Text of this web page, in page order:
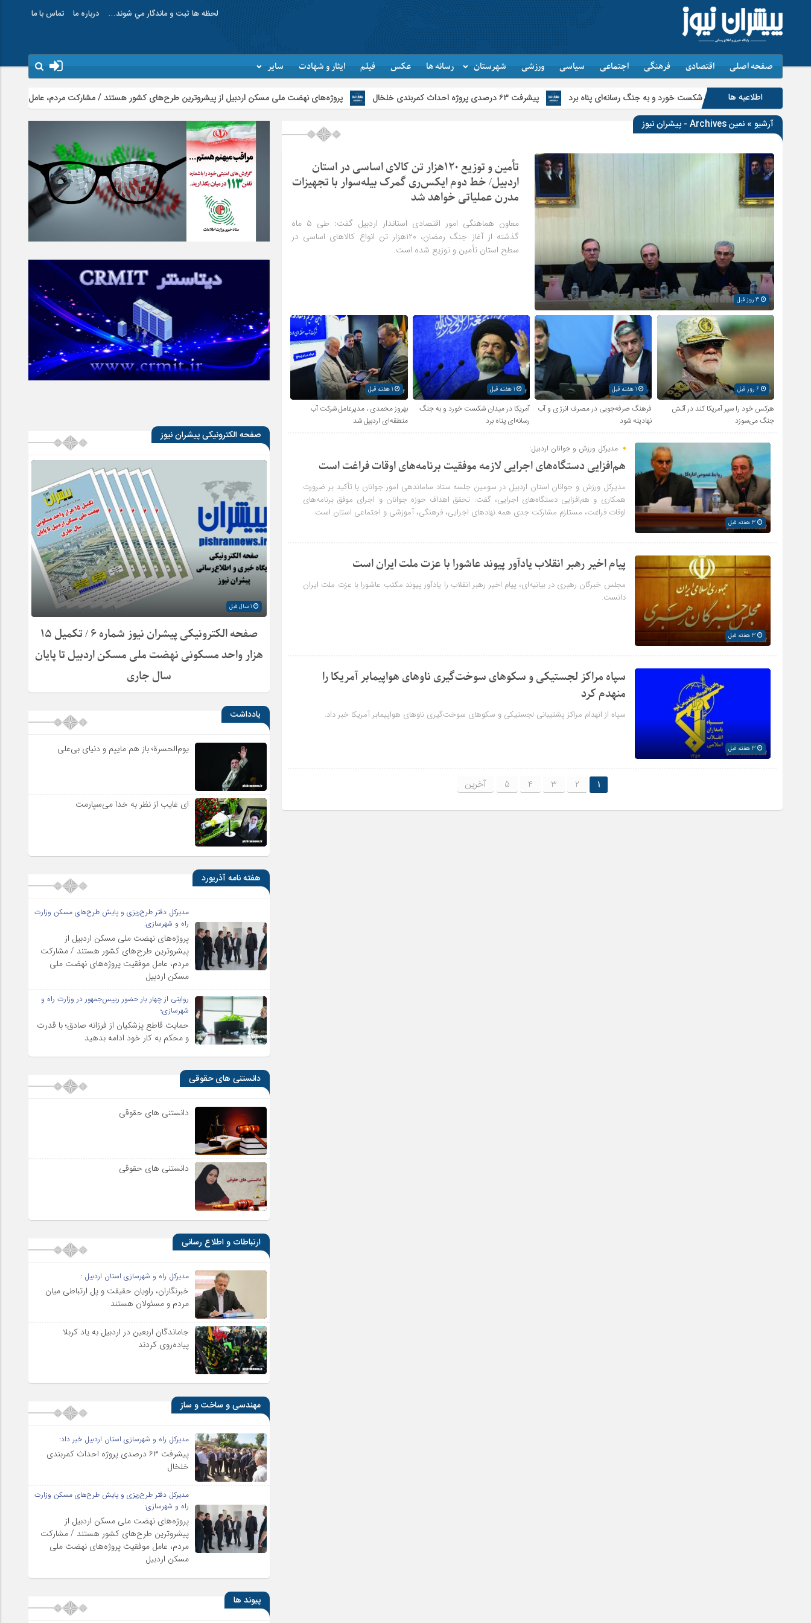
لحظه ها ثبت و ماندگار مي شوند… درباره ما تماس با ما
صفحه اصلی اقتصادی فرهنگی اجتماعی سیاسی ورزشی شهرستان رسانه ها عکس فیلم ایثار و شهادت سایر
اطلاعیه ها
در میدان شکست خورد و به جنگ رسانه‌ای پناه برد پیشرفت ۶۳ درصدی پروژه احداث کمربندی خلخال پروژه‌های نهضت ملی مسکن اردبیل از پیشروترین طرح‌های کشور هستند / مشارکت مردم، عامل موفقیت پروژه‌های
آرشیو » نمین Archives - پیشران نیوز
3 روز قبل
تأمین و توزیع ۱۲۰هزار تن کالای اساسی در استان
اردبیل/ خط دوم ایکس‌ری گمرک بیله‌سوار با تجهیزات
مدرن عملیاتی خواهد شد
معاون هماهنگی امور اقتصادی استاندار اردبیل گفت: طی ۵ ماه
گذشته از آغاز جنگ رمضان، ۱۲۰هزار تن انواع کالاهای اساسی در
سطح استان تأمین و توزیع شده است.
6 روز قبل
هرکس خود را سپر آمریکا کند در آتش
جنگ می‌سوزد
1 هفته قبل
فرهنگ صرفه‌جویی در مصرف انرژی و آب
نهادینه شود
1 هفته قبل
آمریکا در میدان شکست خورد و به جنگ
رسانه‌ای پناه برد
1 هفته قبل
بهروز محمدی ، مدیرعامل شرکت آب
منطقه‌ای اردبیل شد
مدیرکل ورزش و جوانان اردبیل:
هم‌افزایی دستگاه‌های اجرایی لازمه موفقیت برنامه‌های اوقات فراغت است
مدیرکل ورزش و جوانان استان اردبیل در سومین جلسه ستاد ساماندهی امور جوانان با تأکید بر ضرورت
همکاری و هم‌افزایی دستگاه‌های اجرایی، گفت: تحقق اهداف حوزه جوانان و اجرای موفق برنامه‌های
اوقات فراغت، مستلزم مشارکت جدی همه نهادهای اجرایی، فرهنگی، آموزشی و اجتماعی استان است.
پیام اخیر رهبر انقلاب یادآور پیوند عاشورا با عزت ملت ایران است
مجلس خبرگان رهبری در بیانیه‌ای، پیام اخیر رهبر انقلاب را یادآور پیوند مکتب عاشورا با عزت ملت ایران
دانست.
سپاه مراکز لجستیکی و سکوهای سوخت‌گیری ناوهای هواپیمابر آمریکا را
منهدم کرد
سپاه از انهدام مراکز پشتیبانی لجستیکی و سکوهای سوخت‌گیری ناوهای هواپیمابر آمریکا خبر داد.
1
2
3
4
5 آخرین
صفحه الکترونیکی پیشران نیوز
صفحه الکترونیکی پیشران نیوز شماره ۶ / تکمیل ۱۵
هزار واحد مسکونی نهضت ملی مسکن اردبیل تا پایان
سال جاری
یادداشت
یوم‌الحسرة؛ باز هم ماییم و دنیای بی‌علی
ای غایب از نظر به خدا می‌سپارمت
هفته نامه آذریورد
مدیرکل دفتر طرح‌ریزی و پایش طرح‌های مسکن وزارت
راه و شهرسازی:
پروژه‌های نهضت ملی مسکن اردبیل از
پیشروترین طرح‌های کشور هستند / مشارکت
مردم، عامل موفقیت پروژه‌های نهضت ملی
مسکن اردبیل
روایتی از چهار بار حضور رییس‌جمهور در وزارت راه و
شهرسازی؛
حمایت قاطع پزشکیان از فرزانه صادق؛ با قدرت
و محکم به کار خود ادامه بدهید
دانستنی های حقوقی
دانستنی های حقوقی
دانستنی های حقوقی
ارتباطات و اطلاع رسانی
مدیرکل راه و شهرسازی استان اردبیل :
خبرنگاران، راویان حقیقت و پل ارتباطی میان
مردم و مسئولان هستند
جاماندگان اربعین در اردبیل به یاد کربلا
پیاده‌روی کردند
مهندسی و ساخت و ساز
مدیرکل راه و شهرسازی استان اردبیل خبر داد:
پیشرفت ۶۳ درصدی پروژه احداث کمربندی
خلخال
مدیرکل دفتر طرح‌ریزی و پایش طرح‌های مسکن وزارت
راه و شهرسازی:
پروژه‌های نهضت ملی مسکن اردبیل از
پیشروترین طرح‌های کشور هستند / مشارکت
مردم، عامل موفقیت پروژه‌های نهضت ملی
مسکن اردبیل
پیوند ها